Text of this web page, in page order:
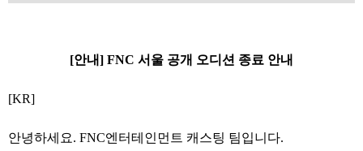
[안내] FNC 서울 공개 오디션 종료 안내
[KR]
안녕하세요. FNC엔터테인먼트 캐스팅 팀입니다.